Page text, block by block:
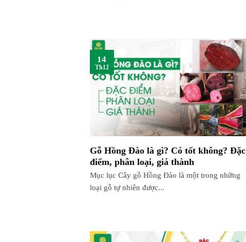
Gỗ Hồng Đào là gì? Có tốt không? Đặc
điểm, phân loại, giá thành
Mục lục Cây gỗ Hồng Đào là một trong những
loại gỗ tự nhiên được...
14
Th12